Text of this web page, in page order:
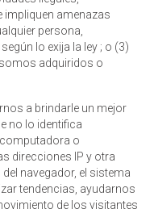
impliquen amenazas
persona,
lo exija la ley ; o (3)
adquiridos o
a brindarle un mejor
no lo identifica
o
direcciones IP y otra
navegador, el sistema
tendencias, ayudarnos
de los visitantes